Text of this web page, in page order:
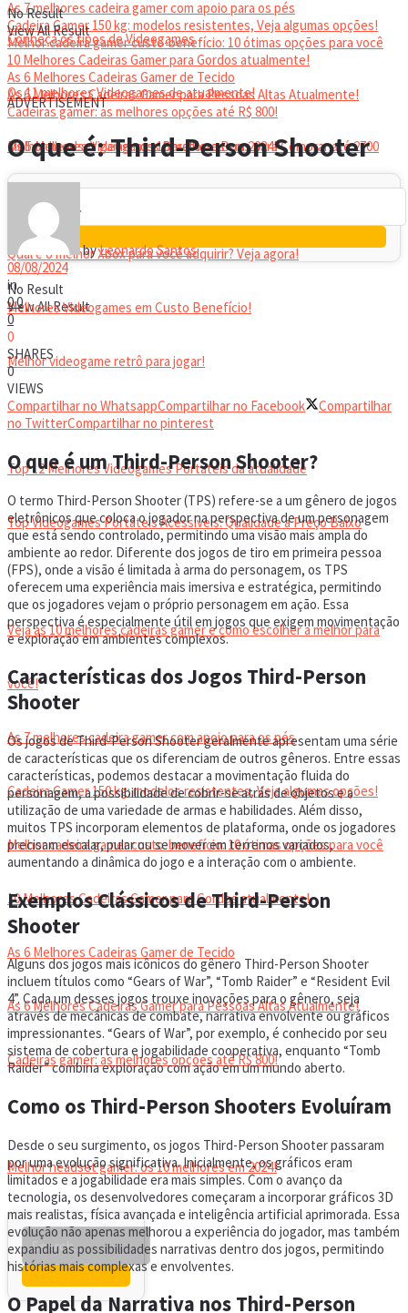
As 7 melhores cadeira gamer com apoio para os pés
Cadeira Gamer 150 kg: modelos resistentes, Veja algumas opções!
Melhor cadeira gamer custo-benefício: 10 ótimas opções para você
10 Melhores Cadeiras Gamer para Gordos atualmente!
As 6 Melhores Cadeiras Gamer de Tecido
As 6 Melhores Cadeiras Gamer para Pessoas Altas Atualmente!
Cadeiras gamer: as melhores opções até R$ 800!
Melhor headset gamer: os 10 melhores em 2024!
No Result
View All Result
Conheça os tipos de Videogames
Os 11 melhores Videogames de atualmente!
Os 5 Melhores Videogames Baratos e Bons para Comprar até 2700
Reais
Qual é o melhor Xbox para você adquirir? Veja agora!
Melhores Videogames em Custo Benefício!
Melhor videogame retrô para jogar!
VIDEOGAMES PORTÁTEIS
Top 12 Melhores Videogames Portáteis da atualidade
Top Videogames Portáteis Acessíveis: Qualidade a Preço Baixo
CADEIRA GAMER
Veja as 10 melhores cadeiras gamer e como escolher a melhor para
você!
As 7 melhores cadeira gamer com apoio para os pés
Cadeira Gamer 150 kg: modelos resistentes, Veja algumas opções!
Melhor cadeira gamer custo-benefício: 10 ótimas opções para você
10 Melhores Cadeiras Gamer para Gordos atualmente!
As 6 Melhores Cadeiras Gamer de Tecido
As 6 Melhores Cadeiras Gamer para Pessoas Altas Atualmente!
Cadeiras gamer: as melhores opções até R$ 800!
HEADSET
Melhor headset gamer: os 10 melhores em 2024!
No Result
View All Result
ADVERTISEMENT
O que é: Third-Person Shooter
byLeonardo Santos
08/08/2024
in
00
0
0
SHARES
0
VIEWS
Compartilhar no WhatsappCompartilhar no Facebook
Compartilhar
no TwitterCompartilhar no pinterest
O que é um Third-Person Shooter?
O termo Third-Person Shooter (TPS) refere-se a um gênero de jogos
eletrônicos que coloca o jogador na perspectiva de um personagem
que está sendo controlado, permitindo uma visão mais ampla do
ambiente ao redor. Diferente dos jogos de tiro em primeira pessoa
(FPS), onde a visão é limitada à arma do personagem, os TPS
oferecem uma experiência mais imersiva e estratégica, permitindo
que os jogadores vejam o próprio personagem em ação. Essa
perspectiva é especialmente útil em jogos que exigem movimentação
e exploração em ambientes complexos.
Características dos Jogos Third-Person
Shooter
Os jogos de Third-Person Shooter geralmente apresentam uma série
de características que os diferenciam de outros gêneros. Entre essas
características, podemos destacar a movimentação fluida do
personagem, a possibilidade de cobrir-se atrás de objetos e a
utilização de uma variedade de armas e habilidades. Além disso,
muitos TPS incorporam elementos de plataforma, onde os jogadores
precisam escalar, pular ou se mover em terrenos variados,
aumentando a dinâmica do jogo e a interação com o ambiente.
Exemplos Clássicos de Third-Person
Shooter
Alguns dos jogos mais icônicos do gênero Third-Person Shooter
incluem títulos como “Gears of War”, “Tomb Raider” e “Resident Evil
4”. Cada um desses jogos trouxe inovações para o gênero, seja
através de mecânicas de combate, narrativa envolvente ou gráficos
impressionantes. “Gears of War”, por exemplo, é conhecido por seu
sistema de cobertura e jogabilidade cooperativa, enquanto “Tomb
Raider” combina exploração com ação em um mundo aberto.
Como os Third-Person Shooters Evoluíram
Desde o seu surgimento, os jogos Third-Person Shooter passaram
por uma evolução significativa. Inicialmente, os gráficos eram
limitados e a jogabilidade era mais simples. Com o avanço da
tecnologia, os desenvolvedores começaram a incorporar gráficos 3D
mais realistas, física avançada e inteligência artificial aprimorada. Essa
evolução não apenas melhorou a experiência do jogador, mas também
expandiu as possibilidades narrativas dentro dos jogos, permitindo
histórias mais complexas e envolventes.
O Papel da Narrativa nos Third-Person